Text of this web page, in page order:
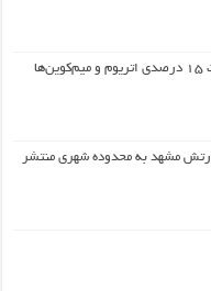
مشهد به محدوده شهری منتشر